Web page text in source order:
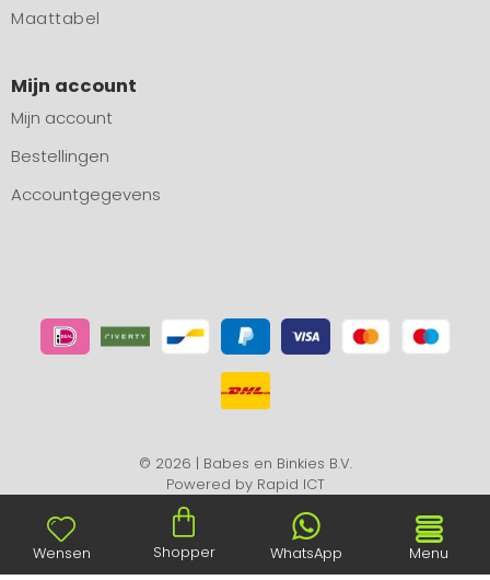
Maattabel
Mijn account
Mijn account
Bestellingen
Accountgegevens
© 2026 | Babes en Binkies B.V.
Powered by Rapid ICT
Wensen Shopper WhatsApp Menu